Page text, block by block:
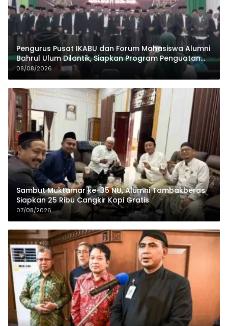
Pengurus Pusat IKABU dan Forum Mahasiswa Alumni
Bahrul Ulum Dilantik, Siapkan Program Penguatan
Organisasi dan Ekonomi
08/08/2026
Sambut Muktamar ke-35 NU, Alumni Tambakberas
Siapkan 25 Ribu Cangkir Kopi Gratis
07/08/2026